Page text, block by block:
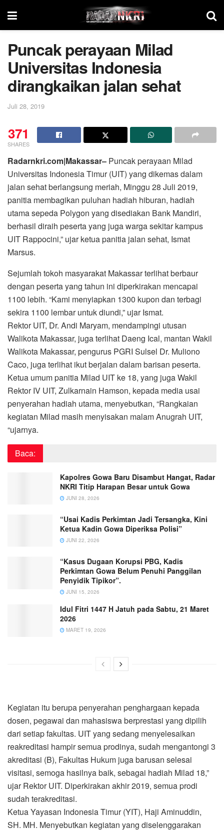
Puncak perayaan Milad
Universitas Indonesia
dirangkaikan jalan sehat
Juli 28, 2019
371
SHARES
Radarnkri.com|Makassar– Puncak perayaan Milad
Universitas Indonesia Timur (UIT) yang dikemas dalam
jalan sehat berlangsung meriah, Minggu 28 Juli 2019,
panitia membagikan puluhan hadiah hiburan, hadiah
utama sepeda Polygon yang disediakan Bank Mandiri,
berhasil diraih peserta yang juga warga sekitar kampus
UIT Rappocini,” ujar ketua panitia jalan sehat, Ismat
Marsus.
Sejumlah tokoh masyarakat Makassar terlihat berbaur
dengan peserta yang tahun ini diperkirakan mencapai
1100 lebih. “Kami menyiapkan 1300 kupon dan terbagi
sekira 1100 lembar untuk diundi,” ujar Ismat.
Rektor UIT, Dr. Andi Maryam, mendampingi utusan
Walikota Makassar, juga terlihat Daeng Ical, mantan Wakil
Walikota Makassar, pengurus PGRI Sulsel Dr. Muliono
Caco, juga terlihat ikut berjalan dalam barisan peserta.
Ketua umum panitia Milad UIT ke 18, yang juga Wakil
Rektor IV UIT, Zulkarnain Hamson, kepada media usai
penyerahan hadiah utama, menyebutkan, “Rangkaian
kegiatan Milad masih menyisakan malam Anugrah UIT,
“ujarnya.
Baca:
Kapolres Gowa Baru Disambut Hangat, Radar
NKRI Titip Harapan Besar untuk Gowa
JUNI 28, 2026
“Usai Kadis Perkimtan Jadi Tersangka, Kini
Ketua Kadin Gowa Diperiksa Polisi”
JUNI 22, 2026
“Kasus Dugaan Korupsi PBG, Kadis
Perkimtan Gowa Belum Penuhi Panggilan
Penyidik Tipikor”.
JUNI 15, 2026
Idul Fitri 1447 H Jatuh pada Sabtu, 21 Maret
2026
MARET 19, 2026
Kegiatan itu berupa penyerahan penghargaan kepada
dosen, pegawai dan mahasiswa berprestasi yang dipilih
dari setiap fakultas. UIT yang sedang menyelesaikan
reakreditasi hampir semua prodinya, sudah mengantongi 3
akreditasi (B), Fakultas Hukum juga barusan selesai
visitasi, semoga hasilnya baik, sebagai hadiah Milad 18,”
ujar Rektor UIT. Diperkirakan akhir 2019, semua prodi
sudah terakreditasi.
Ketua Yayasan Indonesia Timur (YIT), Haji Aminuddin,
SH. MH. Menyebutkan kegiatan yang diselenggarakan